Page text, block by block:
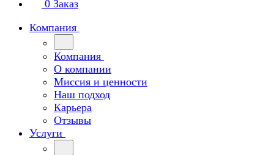
0 Заказ
Компания
Компания
О компании
Миссия и ценности
Наш подход
Карьера
Отзывы
Услуги